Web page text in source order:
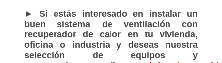
► Si estás interesado en instalar un
buen sistema de ventilación con
recuperador de calor en tu vivienda,
oficina o industria y deseas nuestra
selección de equipos y